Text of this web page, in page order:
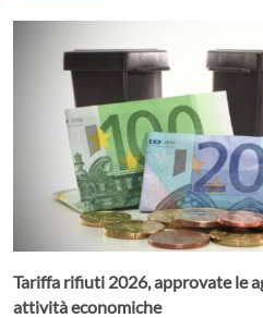
Tariffa rifiuti 2026, approvate le
attività economiche